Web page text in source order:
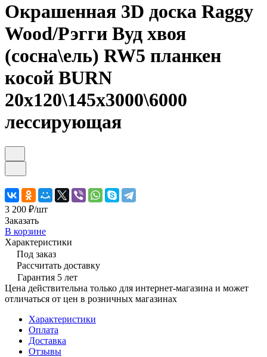
Окрашенная 3D доска Raggy
Wood/Рэгги Вуд хвоя
(сосна\ель) RW5 планкен
косой BURN
20х120\145х3000\6000
лессирующая
3 200 ₽/шт
Заказать
В корзине
Характеристики
Под заказ
Рассчитать доставку
Гарантия 5 лет
Цена действительна только для интернет-магазина и может
отличаться от цен в розничных магазинах
Характеристики
Оплата
Доставка
Отзывы